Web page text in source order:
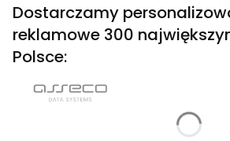
Dostarczamy
reklamowe 300
Polsce: